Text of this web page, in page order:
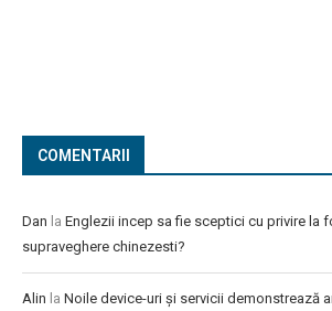
COMENTARII
Dan la Englezii incep sa fie sceptici cu privire la
supraveghere chinezesti?
Alin la Noile device-uri și servicii demonstrează